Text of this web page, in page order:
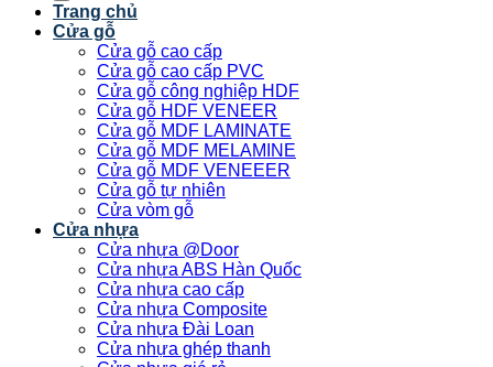
Trang chủ
Cửa gỗ
Cửa gỗ cao cấp
Cửa gỗ cao cấp PVC
Cửa gỗ công nghiệp HDF
Cửa gỗ HDF VENEER
Cửa gỗ MDF LAMINATE
Cửa gỗ MDF MELAMINE
Cửa gỗ MDF VENEEER
Cửa gỗ tự nhiên
Cửa vòm gỗ
Cửa nhựa
Cửa nhựa @Door
Cửa nhựa ABS Hàn Quốc
Cửa nhựa cao cấp
Cửa nhựa Composite
Cửa nhựa Đài Loan
Cửa nhựa ghép thanh